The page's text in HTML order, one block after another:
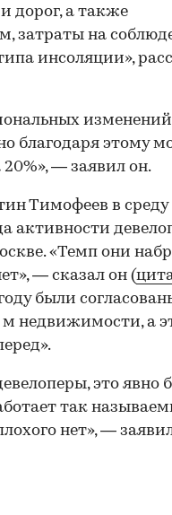
дорог, а также
затраты на
инсоляции»,
благодаря этому
— заявил он.
Тимофеев в среду
активности
«Темп они
— сказал он (
были
недвижимости, а
это явно
так
нет», —